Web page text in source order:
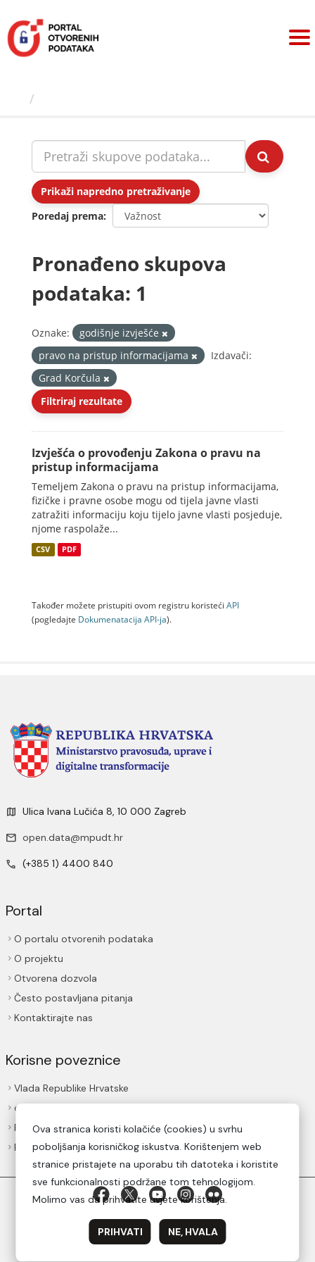
sadržaj
Prikaži napredno pretraživanje
Poredaj prema
Pronađeno skupova
podataka: 1
Oznake:
godišnje izvješće
pravo na pristup informacijama
Izdavači:
Grad Korčula
Filtriraj rezultate
Izvješća o provođenju Zakona o pravu na
pristup informacijama
Temeljem Zakona o pravu na pristup informacijama,
fizičke i pravne osobe mogu od tijela javne vlasti
zatražiti informaciju koju tijelo javne vlasti posjeduje,
njome raspolaže...
CSV PDF
Također možete pristupiti ovom registru koristeći API
(pogledajte Dokumenаtаcijа API-jа).